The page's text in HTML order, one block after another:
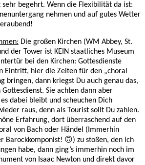
sehr begehrt. Wenn die Flexibilität da ist:
nehmen und auf gutes Wetter
Die großen Kirchen (WM Abbey, St.
der Tower ist KEIN staatliches Museum
bei den Kirchen: Gottesdienste
Eintritt, hier die Zeiten für den „choral
bringen, dann kriegst Du auch genau das,
Sie achten dann aber
dabei bleibt und scheuchen Dich
raus, denn als Tourist sollt Du zahlen.
Erfahrung, dort überraschend auf den
von Bach oder Händel (Immerhin
Barockkomponist! 🙃) zu stoßen, den ich
habe, dann ging’s immerhin noch im
von Isaac Newton und direkt davor